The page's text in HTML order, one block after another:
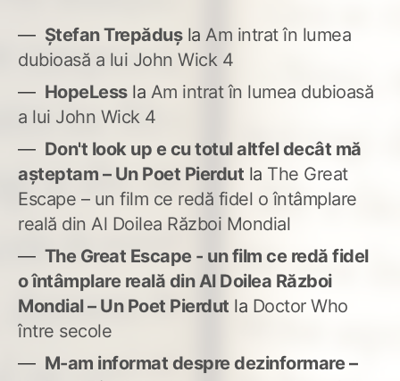
Ștefan Trepădușla Am intrat în lumea
dubioasă a lui John Wick 4
HopeLessla Am intrat în lumea dubioasă
a lui John Wick 4
Don't look up e cu totul altfel decât mă
așteptam – Un Poet Pierdut la The Great
Escape – un film ce redă fidel o întâmplare
reală din Al Doilea Război Mondial
The Great Escape - un film ce redă fidel
o întâmplare reală din Al Doilea Război
Mondial – Un Poet Pierdut la Doctor Who
între secole
M-am informat despre dezinformare –